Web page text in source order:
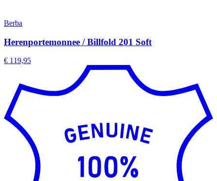
Berba
Herenportemonnee / Billfold 201 Soft
€ 119,95